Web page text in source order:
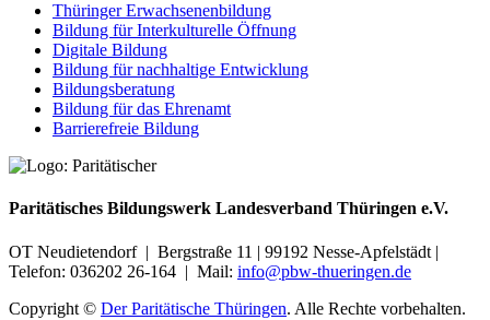
Thüringer Erwachsenenbildung
Bildung für Interkulturelle Öffnung
Digitale Bildung
Bildung für nachhaltige Entwicklung
Bildungsberatung
Bildung für das Ehrenamt
Barrierefreie Bildung
Paritätisches Bildungswerk Landesverband Thüringen e.V.
OT Neudietendorf | Bergstraße 11 | 99192 Nesse-Apfelstädt |
Telefon: 036202 26-164 | Mail: info@pbw-thueringen.de
Copyright © Der Paritätische Thüringen. Alle Rechte vorbehalten.